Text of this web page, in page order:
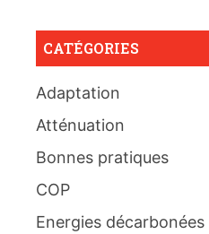
CATÉGORIES
Adaptation
Atténuation
Bonnes pratiques
COP
Energies décarbonées